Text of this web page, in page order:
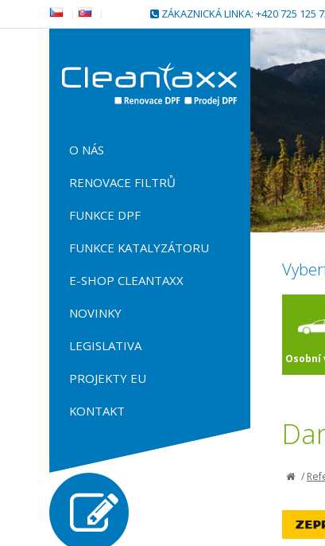
ZÁKAZNICKÁ LINKA: +420 725 125
Osobní
/
O NÁS
RENOVACE FILTRŮ
FUNKCE DPF
FUNKCE KATALYZÁTORU
E-SHOP CLEANTAXX
NOVINKY
LEGISLATIVA
PROJEKTY EU
KONTAKT